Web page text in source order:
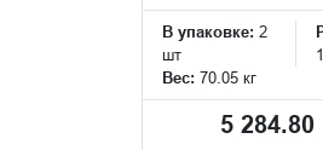
В упаковке: 2
шт
Вес: 70.05 кг
5 284.80